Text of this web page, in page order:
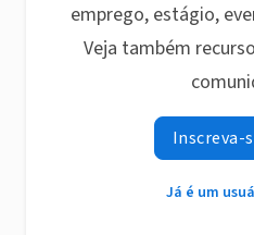
emprego, estágio,
Veja também
Inscreva-
Já é um